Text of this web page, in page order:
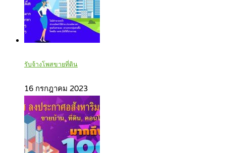
รับจ้างโพสขายที่ดิน
16 กรกฎาคม 2023